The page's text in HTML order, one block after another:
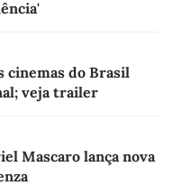
cinemas do Brasil
veja trailer
Mascaro lança nova